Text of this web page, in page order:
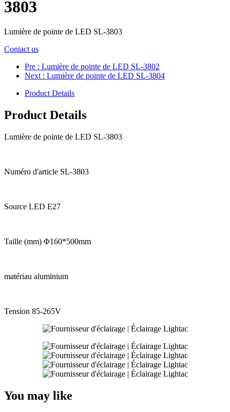
3803
Lumière de pointe de LED SL-3803
Contact us
Pre : Lumière de pointe de LED SL-3802
Next : Lumière de pointe de LED SL-3804
Product Details
Product Details
Lumière de pointe de LED SL-3803
Numéro d'article SL-3803
Source LED E27
Taille (mm) Φ160*500mm
matériau aluminium
Tension 85-265V
You may like